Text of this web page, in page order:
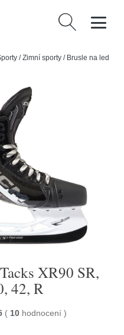
Vyhledávání
/Zimní sporty / Brusle na led
7.0, 42, R
XR90 SR,
42, R
( 10 hodnocení )